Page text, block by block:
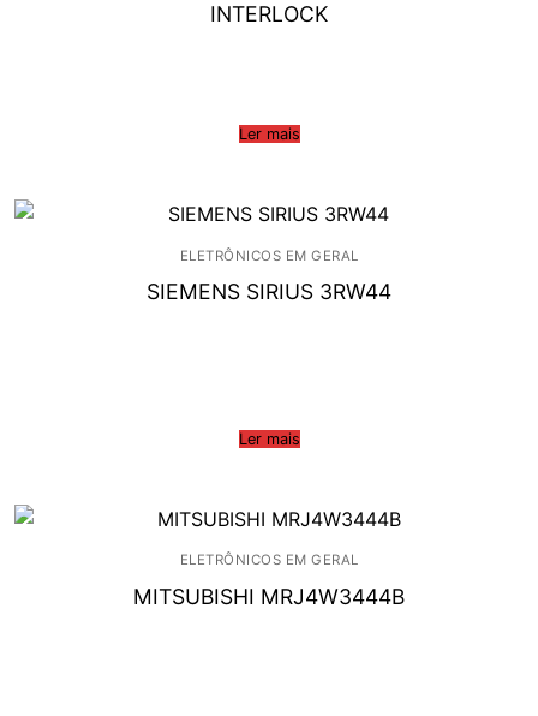
INTERLOCK
Ler mais
ELETRÔNICOS EM GERAL
SIEMENS SIRIUS 3RW44
Ler mais
ELETRÔNICOS EM GERAL
MITSUBISHI MRJ4W3444B